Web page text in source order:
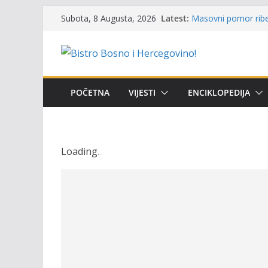
Skip
content
Subota, 8 Augusta, 2026 Latest: osvojili prelazni
Satnica 7. i 8. kola
i amura’
Obavještenje
POČETNA VIJESTI ENCIKLOPEDIJA
Loading...